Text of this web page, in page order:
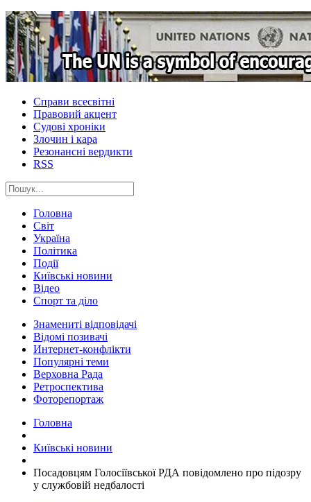
Справи всесвітні
Правовий акцент
Судові хроніки
Злочин і кара
Резонансні вердикти
RSS
Головна
Світ
Україна
Політика
Події
Київські новини
Відео
Спорт та діло
Знамениті відповідачі
Відомі позивачі
Интернет-конфлікти
Популярні теми
Верховна Рада
Ретроспектива
Фоторепортаж
Головна
Київські новини
Посадовцям Голосіївської РДА повідомлено про підозру
у службовій недбалості